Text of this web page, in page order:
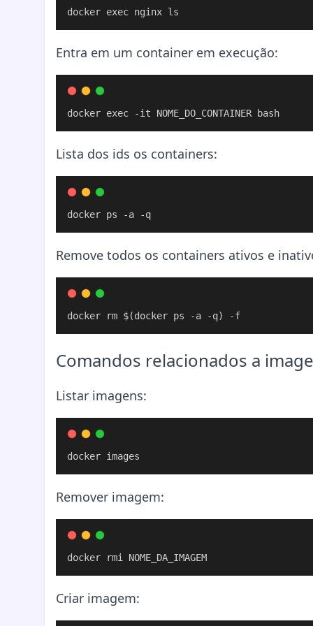
docker exec nginx ls
Entra em um container em execução:
docker exec -it NOME_DO_CONTAINER bash
Lista dos ids os containers:
docker ps -a -q
Remove todos os containers ativos e
docker rm $(docker ps -a -q) -f
Comandos relacionados a
Listar imagens:
docker images
Remover imagem:
docker rmi NOME_DA_IMAGEM
Criar imagem: